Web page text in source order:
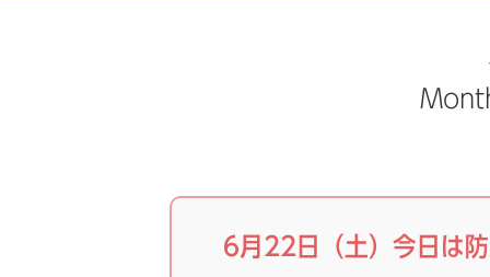
6月22日（土）今日は